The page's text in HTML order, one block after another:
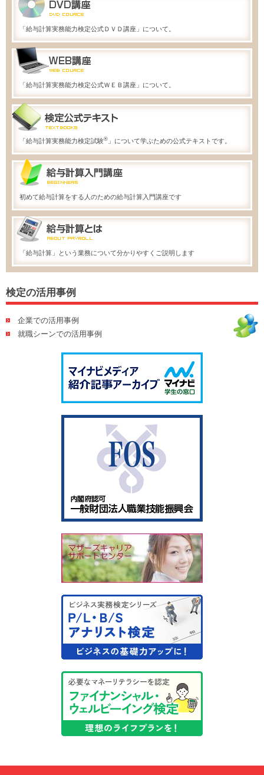
「給与計算実務能力検定公式ＤＶＤ講座」について。
「給与計算実務能力検定公式ＷＥＢ講座」について。
「給与計算実務能力検定試験® 」について学ぶための公式テキストです。
初めて給与計算をする人のための給与計算入門講座です
「給与計算」という業務について分かりやすくご説明します
検定の活用事例
企業での活用事例
就職シーンでの活用事例